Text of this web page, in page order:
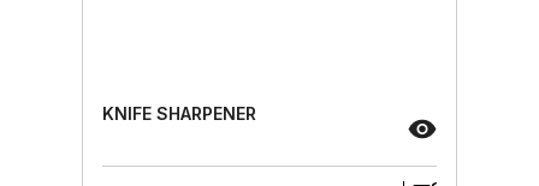
KNIFE SHARPENER